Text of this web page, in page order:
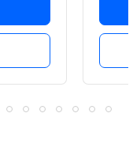
13 14 15 16 17 18 19